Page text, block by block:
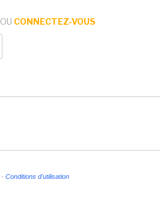
OU CONNECTEZ-VOUS
- Conditions d'utilisation